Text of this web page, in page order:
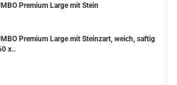
Premium Large mit Stein
Premium Large mit Steinzart, weich, saftig
x..